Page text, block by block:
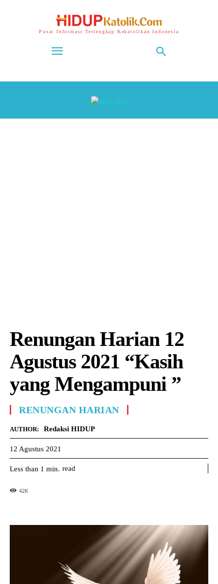
Pusat Informasi Terlengkap Kekatolikan Indonesia
Renungan Harian 12
Agustus 2021 “Kasih
yang Mengampuni ”
RENUNGAN HARIAN
AUTHOR: Redaksi HIDUP
12 Agustus 2021
Less than 1 min. read
42K